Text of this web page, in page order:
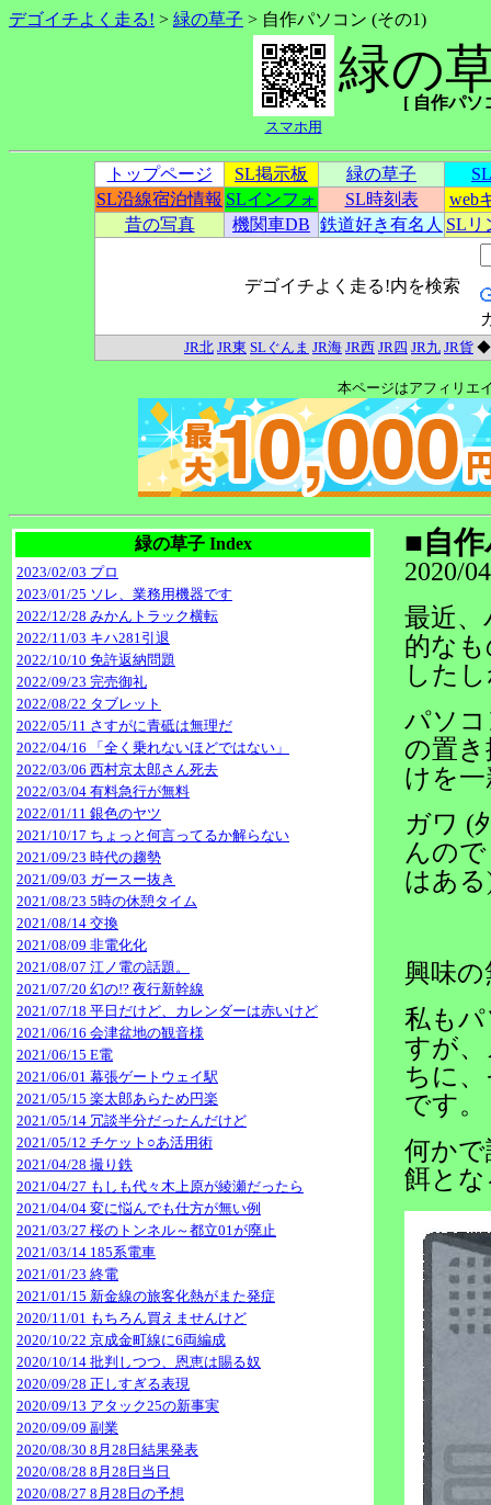
デゴイチよく走る! > 緑の草子 > 自作パソコン (その1)
スマホ用
緑の
[ 自作パソ
トップページ SL掲示板 緑の草子
SL沿線宿泊情報 SLインフォ SL時刻表
web
昔の写真
機関車DB 鉄道好き有名人 SLリ
デゴイチよく走る!内を検索
JR北 JR東 SLぐんま JR海 JR西 JR四 JR九 JR貨
本ページはアフィリエ
緑の草子 Index
2023/02/03 プロ
2023/01/25 ソレ、業務用機器です
2022/12/28 みかんトラック横転
2022/11/03 キハ281引退
2022/10/10 免許返納問題
2022/09/23 完売御礼
2022/08/22 タブレット
2022/05/11 さすがに青砥は無理だ
2022/04/16 「全く乗れないほどではない」
2022/03/06 西村京太郎さん死去
2022/03/04 有料急行が無料
2022/01/11 銀色のヤツ
2021/10/17 ちょっと何言ってるか解らない
2021/09/23 時代の趨勢
2021/09/03 ガースー抜き
2021/08/23 5時の休憩タイム
2021/08/14 交換
2021/08/09 非電化化
2021/08/07 江ノ電の話題。
2021/07/20 幻の!? 夜行新幹線
2021/07/18 平日だけど、カレンダーは赤いけど
2021/06/16 会津盆地の観音様
2021/06/15 E電
2021/06/01 幕張ゲートウェイ駅
2021/05/15 楽太郎あらため円楽
2021/05/14 冗談半分だったんだけど
2021/05/12 チケット○あ活用術
2021/04/28 撮り鉄
2021/04/27 もしも代々木上原が綾瀬だったら
2021/04/04 変に悩んでも仕方が無い例
2021/03/27 桜のトンネル～都立01が廃止
2021/03/14 185系電車
2021/01/23 終電
2021/01/15 新金線の旅客化熱がまた発症
2020/11/01 もちろん買えませんけど
2020/10/22 京成金町線に6両編成
2020/10/14 批判しつつ、恩恵は賜る奴
2020/09/28 正しすぎる表現
2020/09/13 アタック25の新事実
2020/09/09 副業
2020/08/30 8月28日結果発表
2020/08/28 8月28日当日
2020/08/27 8月28日の予想
■自
2020/
最近、
的な
した
パソ
の置
けを
ガワ (
んの
はあ
興味
私も
すが
ちに
です。
何か
餌と